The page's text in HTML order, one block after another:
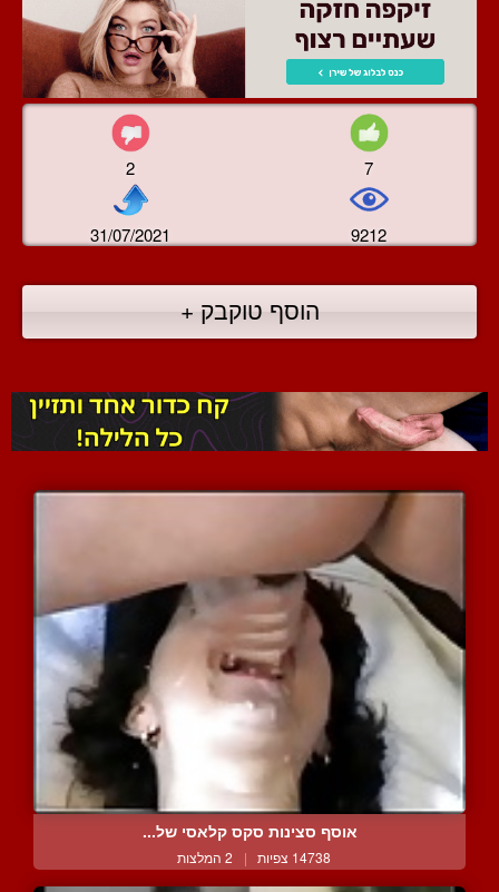
2 7
31/07/2021 9212
הוסף טוקבק +
אוסף סצינות סקס קלאסי של...
14738 צפיות | 2 המלצות